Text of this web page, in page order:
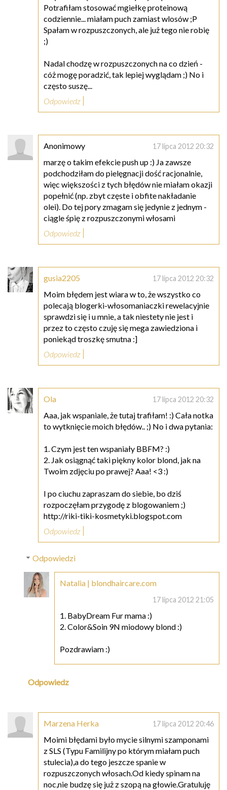
Potrafiłam stosować mgiełkę proteinową
codziennie... miałam puch zamiast wlosów ;P
Spałam w rozpuszczonych, ale już tego nie robię
;)
Nadal chodzę w rozpuszczonych na co dzień -
cóż mogę poradzić, tak lepiej wyglądam ;) No i
często suszę...
Odpowiedz
Anonimowy 17 lipca 2012 20:32
marzę o takim efekcie push up :) Ja zawsze
podchodziłam do pielęgnacji dość racjonalnie,
więc większości z tych błędów nie miałam okazji
popełnić (np. zbyt częste i obfite nakładanie
olei). Do tej pory zmagam się jedynie z jednym -
ciągle śpię z rozpuszczonymi włosami
Odpowiedz
gusia2205 17 lipca 2012 20:32
Moim błędem jest wiara w to, że wszystko co
polecają blogerki-włosomaniaczki rewelacyjnie
sprawdzi się i u mnie, a tak niestety nie jest i
przez to często czuję się mega zawiedziona i
poniekąd troszkę smutna :]
Odpowiedz
Ola 17 lipca 2012 20:32
Aaa, jak wspaniale, że tutaj trafiłam! :) Cała notka
to wytknięcie moich błędów.. ;) No i dwa pytania:
1. Czym jest ten wspaniały BBFM? :)
2. Jak osiągnąć taki piękny kolor blond, jak na
Twoim zdjęciu po prawej? Aaa! <3 :)
I po ciuchu zapraszam do siebie, bo dziś
rozpoczęłam przygodę z blogowaniem ;)
http://riki-tiki-kosmetyki.blogspot.com
Odpowiedz
Odpowiedzi
Natalia | blondhaircare.com
17 lipca 2012 21:05
1. BabyDream Fur mama :)
2. Color&Soin 9N miodowy blond :)
Pozdrawiam :)
Odpowiedz
Marzena Herka 17 lipca 2012 20:46
Moimi błędami było mycie silnymi szamponami
z SLS (Typu Familijny po którym miałam puch
stulecia),a do tego jeszcze spanie w
rozpuszczonych włosach.Od kiedy spinam na
noc,nie budzę się już z szopą na głowie.Gratuluję